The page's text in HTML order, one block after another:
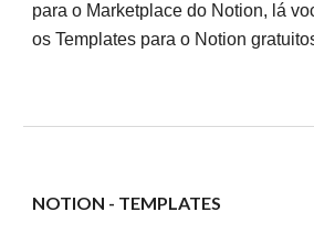
para o Marketplace do Notion, lá
os Templates para o Notion
NOTION - TEMPLATES